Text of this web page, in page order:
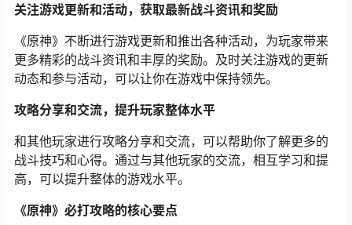
关注游戏更新和活动，获取最新战斗资讯和奖励
《原神》不断进行游戏更新和推出各种活动，为玩家带来
更多精彩的战斗资讯和丰厚的奖励。及时关注游戏的更新
动态和参与活动，可以让你在游戏中保持领先。
攻略分享和交流，提升玩家整体水平
和其他玩家进行攻略分享和交流，可以帮助你了解更多的
战斗技巧和心得。通过与其他玩家的交流，相互学习和提
高，可以提升整体的游戏水平。
《原神》必打攻略的核心要点